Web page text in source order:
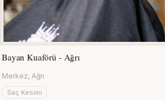
Bayan Kuaförü - Ağrı
Merkez, Ağrı
Saç Kesimi